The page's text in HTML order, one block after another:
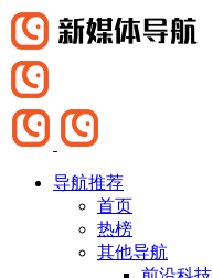
导航推荐
首页
热榜
其他导航